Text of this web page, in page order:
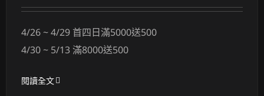
4/26 ~ 4/29 首四日滿5000送500
4/30 ~ 5/13 滿8000送500
閱讀全文